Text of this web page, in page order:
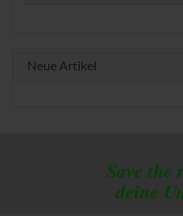
Neue Artikel
Save the
deine